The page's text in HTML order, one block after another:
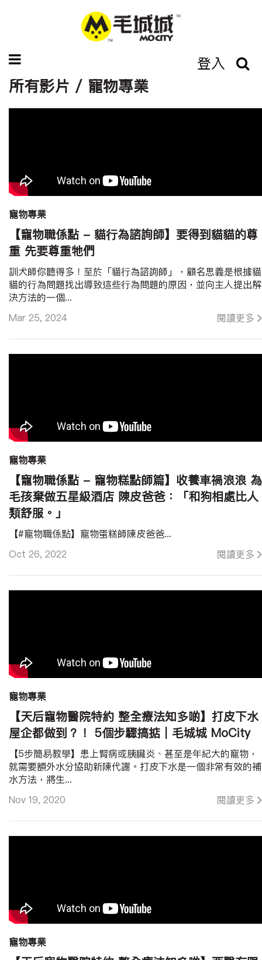
登入
所有影片 / 寵物專業
寵物專業
【寵物職係點 - 貓行為諮詢師】要得到貓貓的尊
重 先要尊重牠們
Mar 25, 2024 閱讀更多
訓犬師你聽得多！至於「貓行為諮詢師」，顧名思義是根據貓
貓的行為問題找出導致這些行為問題的原因，並向主人提出解
決方法的一個...
寵物專業
【寵物職係點 - 寵物糕點師篇】收養車禍浪浪 為
毛孩棄做五星級酒店 陳皮爸爸：「和狗相處比人
類舒服。」
Oct 26, 2022 閱讀更多
【#寵物職係點】寵物蛋糕師陳皮爸爸...
寵物專業
【天后寵物醫院特約 整全療法知多啲】打皮下水
屋企都做到？！ 5個步驟搞掂｜毛城城 MoCity
Nov 19, 2020 閱讀更多
【5步簡易教學】患上腎病或胰臟炎、甚至是年紀大的寵物，
就需要額外水分協助新陳代謝。打皮下水是一個非常有效的補
水方法，將生...
寵物專業